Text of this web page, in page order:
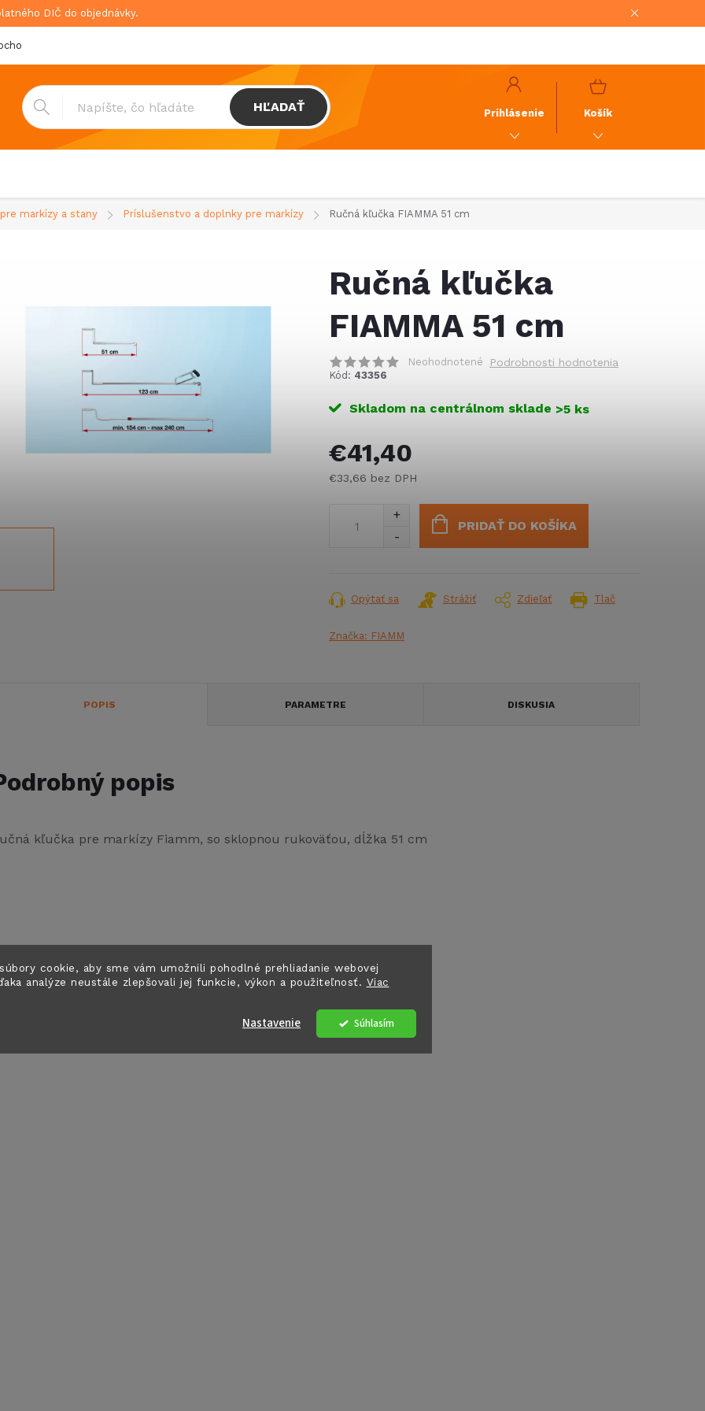
cookie, aby sme vám umožnili pohodlné prehliadanie webovej
analýze neustále zlepšovali jej funkcie, výkon a použiteľnosť. Viac
Súhlasím
Nastavenie
DIČ do objednávky.
podmienky
HĽADAŤ Prihlásenie
NÁKUPNÝ
Košík
markízy a stany Príslušenstvo a doplnky pre markízy Ručná kľučka FIAMMA 51 cm
Ručná kľučka
FIAMMA 51 cm
Neohodnotené Podrobnosti hodnotenia
Kód: 43356
Skladom na centrálnom sklade >5 ks
€41,40
€33,66 bez DPH
PRIDAŤ DO KOŠÍKA
Tlač
Opýtať sa Strážiť Zdieľať
Značka: FIAMM
POPIS PARAMETRE DISKUSIA
popis
kľučka pre markízy Fiamm, so sklopnou rukoväťou, dĺžka 51 cm